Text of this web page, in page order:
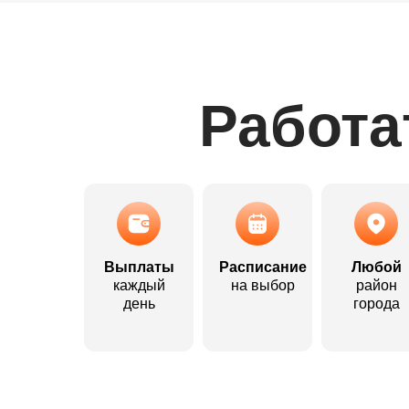
Сколько
работать?
Рассчитайте ваш средний
Сколько
работать?
Рассчитайте ваш средний
Выплаты
каждый
день
Расписание
на выбор
Любой
район
города